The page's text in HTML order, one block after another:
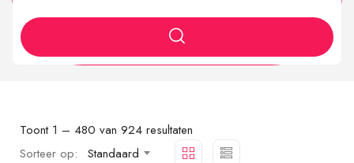
Toont 1 – 480 van 924 resultaten
Sorteer op:
Standaard